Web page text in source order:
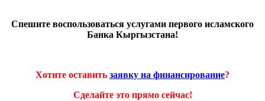
Спешите воспользоваться услугами первого исламского
Банка Кыргызстана!
Хотите оставить заявку на финансирование?
Сделайте это прямо сейчас!